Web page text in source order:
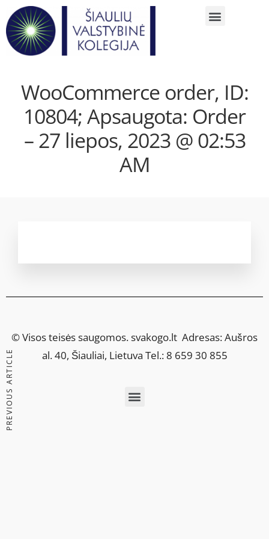
WooCommerce order, ID:
10804; Apsaugota: Order
– 27 liepos, 2023 @ 02:53
AM
PREVIOUS ARTICLE
© Visos teisės saugomos.svakogo.lt Adresas: Aušros
al. 40, Šiauliai, Lietuva Tel.: 8 659 30 855